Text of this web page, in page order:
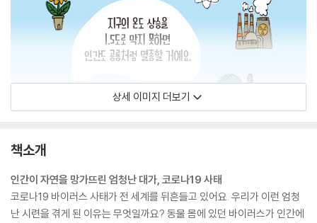
상세 이미지 더보기
책소개
인간이 자연을 망가뜨린 엄청난 대가, 코로나19 사태
코로나19 바이러스 사태가 전 세계를 뒤흔들고 있어요. 우리가 이런 엄청
난 시련을 겪게 된 이유는 무엇일까요? 동물 몸에 있던 바이러스가 인간에